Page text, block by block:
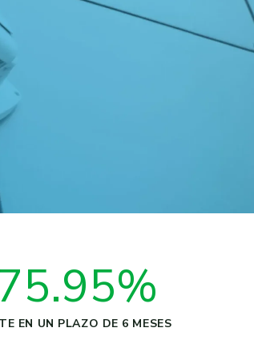
EN UN PLAZO DE 6 MESES